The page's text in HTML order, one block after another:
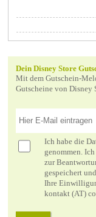
Dein Disney Store
Mit dem Gutschein-
Gutscheine von Disney
Ich habe die
genommen.
zur
gespeichert
Ihre
kontakt (AT)